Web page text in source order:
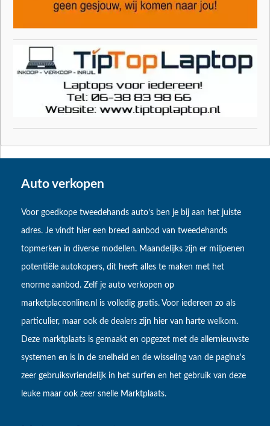
Auto verkopen
Voor goedkope tweedehands auto’s ben je bij aan het juiste
adres. Je vindt hier een breed aanbod van tweedehands
topmerken in diverse modellen. Maandelijks zijn er miljoenen
potentiële autokopers, dit heeft alles te maken met het
enorme aanbod. Zelf je auto verkopen op
marketplaceonline.nl is volledig gratis. Voor iedereen zo als
particulier, maar ook de dealers zijn hier van harte welkom.
Deze marktplaats is gemaakt en opgezet met de allernieuwste
systemen en is in de snelheid en de wisseling van de pagina's
zeer gebruiksvriendelijk in het surfen en het gebruik van deze
leuke maar ook zeer snelle Marktplaats.